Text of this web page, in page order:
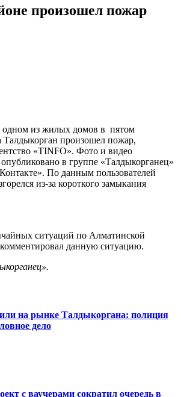
произошел пожар
из жилых домов в пятом
Талдыкорган произошел пожар,
«TINFO». Фото и видео
в группе «Талдыкорганец»
По данным пользователей
из-за короткого замыкания
ситуаций по Алматинской
данную ситуацию.
на рынке Талдыкоргана: полиция
дело
с ваучерами сократил очередь в